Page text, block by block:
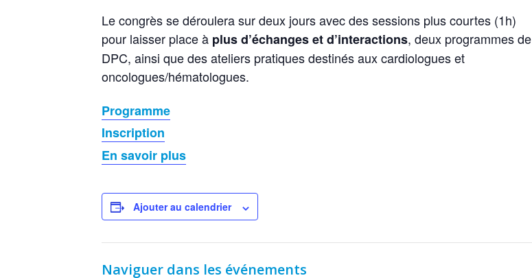
Le congrès se déroulera sur deux jours avec des sessions plus courtes (1h)
pour laisser place à plus d’échanges et d’interactions, deux programmes de
DPC, ainsi que des ateliers pratiques destinés aux cardiologues et
oncologues/hématologues.
Programme
Inscription
En savoir plus
Ajouter au calendrier
Naviguer dans les événements